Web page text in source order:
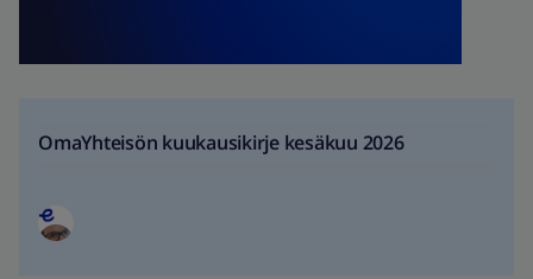
OmaYhteisön kuukausikirje kesäkuu 2026